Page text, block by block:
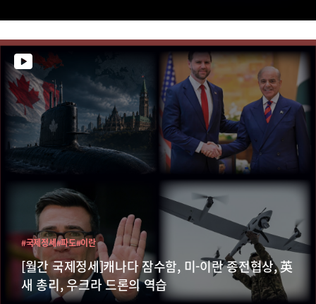
[월간 국제정세]캐나다 잠수함, 미-이란 종전협상, 英
새 총리, 우크라 드론의 역습
#국제정세#파도#이란